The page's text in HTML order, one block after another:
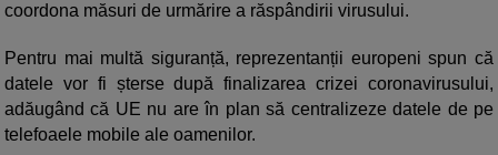
coordona măsuri de urmărire a răspândirii virusului.
Pentru mai multă siguranță, reprezentanții europeni spun că
datele vor fi șterse după finalizarea crizei coronavirusului,
adăugând că UE nu are în plan să centralizeze datele de pe
telefoaele mobile ale oamenilor.